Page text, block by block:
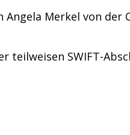
Merkel von
teilweisen SWIFT-